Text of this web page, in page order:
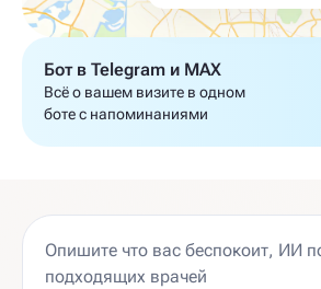
Бот в Telegram и MAX
Всё о вашем визите в одном
боте с напоминаниями